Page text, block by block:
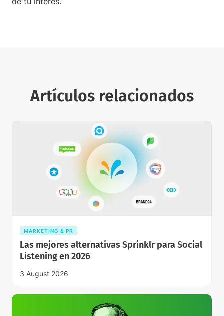
Artículos relacionados
MARKETING & PR
Las mejores alternativas Sprinklr para Social
Listening en 2026
3 August 2026